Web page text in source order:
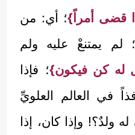
قضى أمراً}؛ أي: من
لم يمتنعْ عليه ولم
له كن فيكون}؛ فإذا
في العالم العلويِّ
ولدٌ؟! وإذا كان، إذا